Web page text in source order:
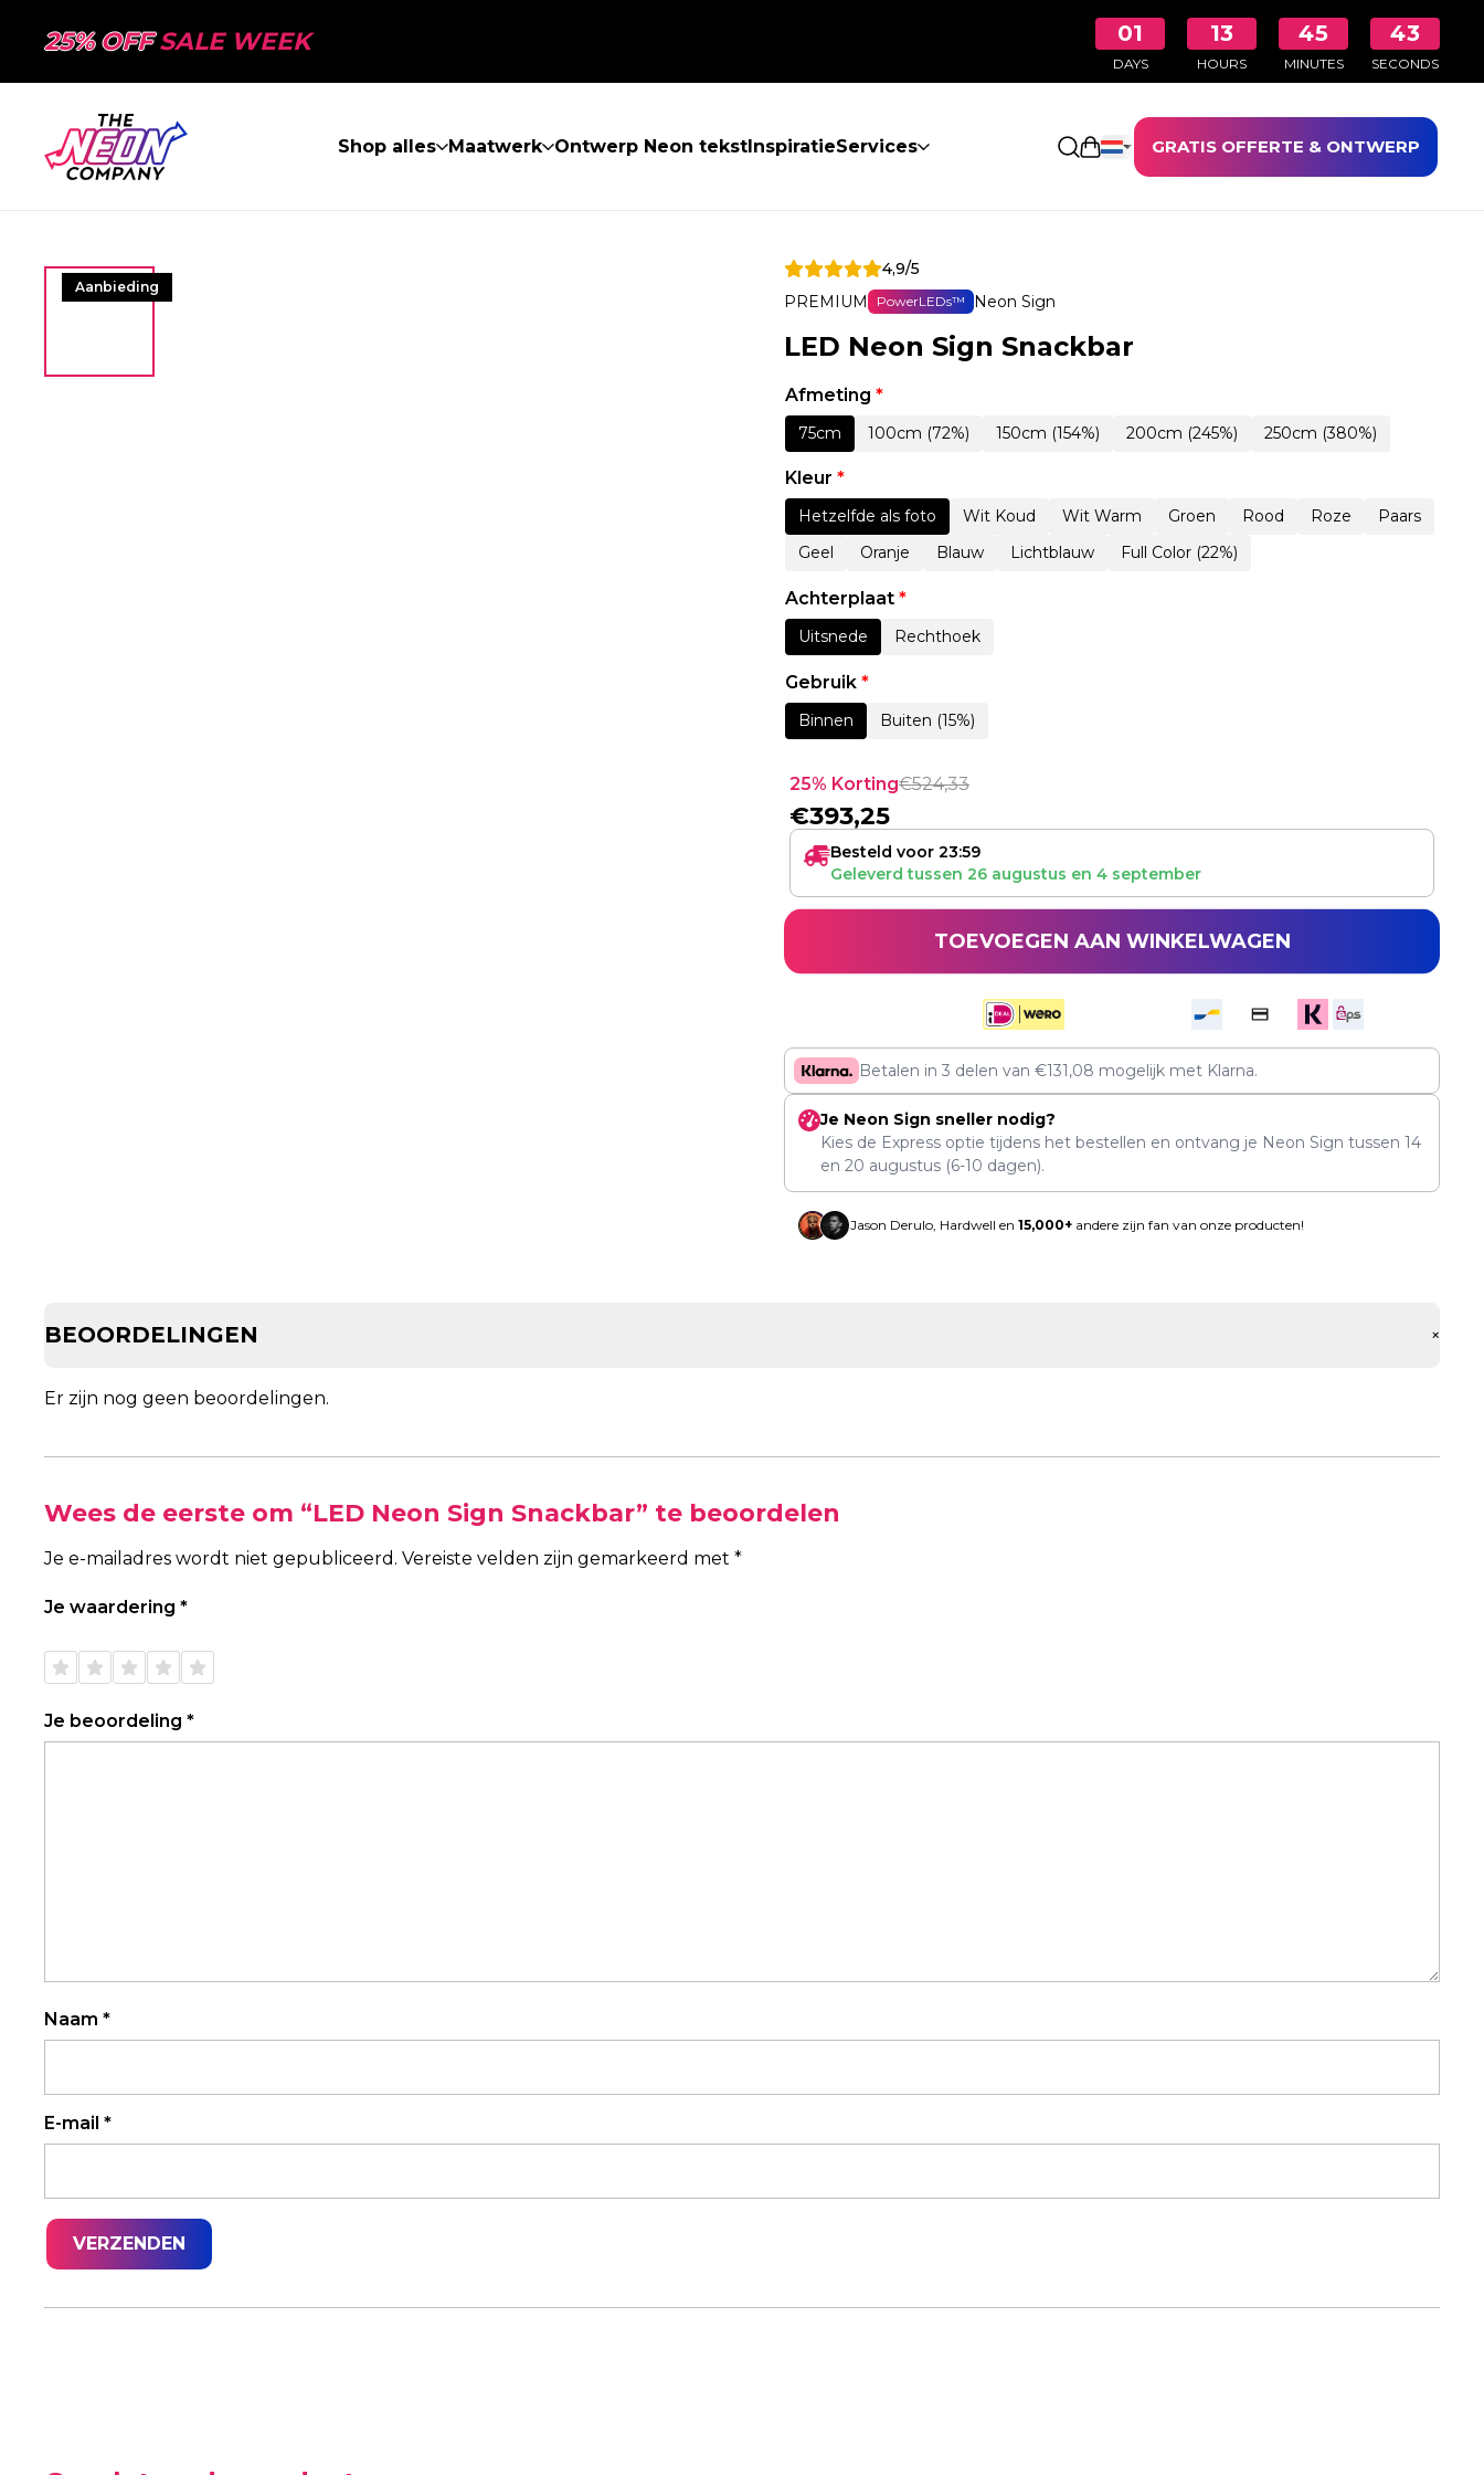
25% OFFSALE WEEK 01
DAYS
13
HOURS
45
MINUTES
43
SECONDS
Shop alles Maatwerk Ontwerp Neon tekstInspiratieServices Winkelwagen openen
GRATIS OFFERTE & ONTWERP
Aanbieding
4,9/5
PREMIUM
PowerLEDs™ Neon Sign
LED Neon Sign Snackbar
Afmeting *
75cm 100cm (72%) 150cm (154%) 200cm (245%) 250cm (380%)
Kleur *
Hetzelfde als foto Wit Koud Wit Warm Groen Rood Roze
Paars
Geel
Oranje Blauw Lichtblauw Full Color (22%)
Achterplaat *
Uitsnede Rechthoek
Gebruik *
Binnen Buiten (15%)
25% Korting€524,33
€393,25
Besteld voor 23:59
Geleverd tussen 26 augustus en 4 september
TOEVOEGEN AAN WINKELWAGEN
Betalen in 3 delen van€131,08 mogelijk met Klarna.
Je Neon Sign sneller nodig?
Kies de Express optie tijdens het bestellen en ontvang je Neon Sign tussen 14
en 20 augustus(6-10 dagen).
Jason Derulo, Hardwell en 15,000+andere zijn fan van onze producten!
BEOORDELINGEN +
Er zijn nog geen beoordelingen.
Wees de eerste om “LED Neon Sign Snackbar” te beoordelen
Je e-mailadres wordt niet gepubliceerd. Vereiste velden zijn gemarkeerd met *
Je waardering *
de 5
de 5
de 5
de 5
de 5
Je beoordeling *
Naam *
E-mail *